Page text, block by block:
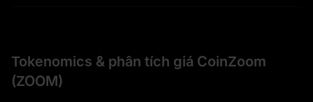
Tokenomics & phân tích giá CoinZoom
(ZOOM)